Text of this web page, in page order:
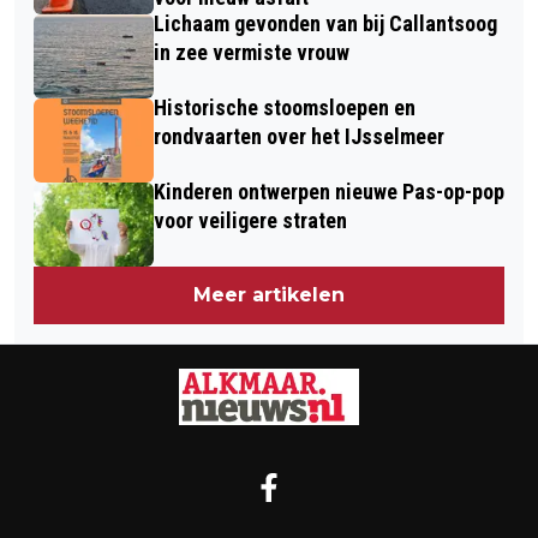
Lichaam gevonden van bij Callantsoog
in zee vermiste vrouw
Historische stoomsloepen en
rondvaarten over het IJsselmeer
Kinderen ontwerpen nieuwe Pas-op-pop
voor veiligere straten
Meer artikelen